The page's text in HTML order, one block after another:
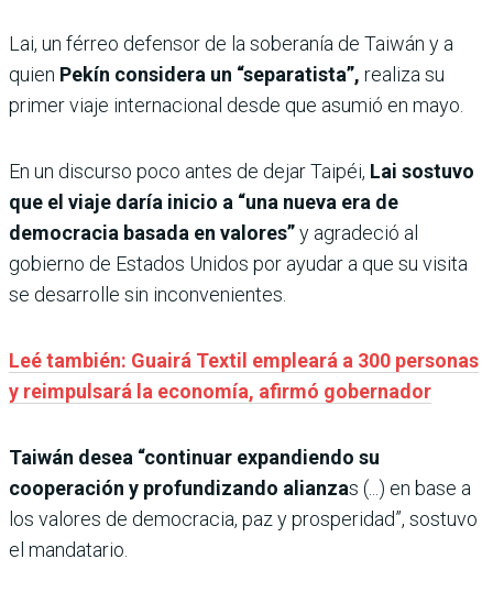
Lai, un férreo defensor de la soberanía de Taiwán y a
quien Pekín considera un “separatista”, realiza su
primer viaje internacional desde que asumió en mayo.
En un discurso poco antes de dejar Taipéi, Lai sostuvo
que el viaje daría inicio a “una nueva era de
democracia basada en valores”y agradeció al
gobierno de Estados Unidos por ayudar a que su visita
se desarrolle sin inconvenientes.
Leé también: Guairá Textil empleará a 300 personas
y reimpulsará la economía, afirmó gobernador
Taiwán desea “continuar expandiendo su
cooperación y profundizando alianzas (...) en base a
los valores de democracia, paz y prosperidad”, sostuvo
el mandatario.